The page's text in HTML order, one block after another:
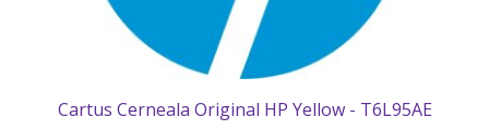
Cartus Cerneala Original HP Yellow - T6L95AE